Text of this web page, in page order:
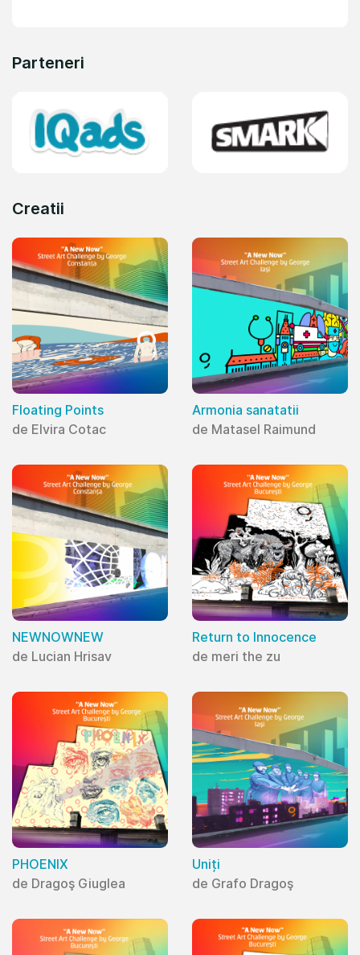
Parteneri
Creatii
Floating Points
de Elvira Cotac
Armonia sanatatii
de Matasel Raimund
NEWNOWNEW
de Lucian Hrisav
Return to Innocence
de meri the zu
PHOENIX
de Dragoş Giuglea
Uniți
de Grafo Dragoş